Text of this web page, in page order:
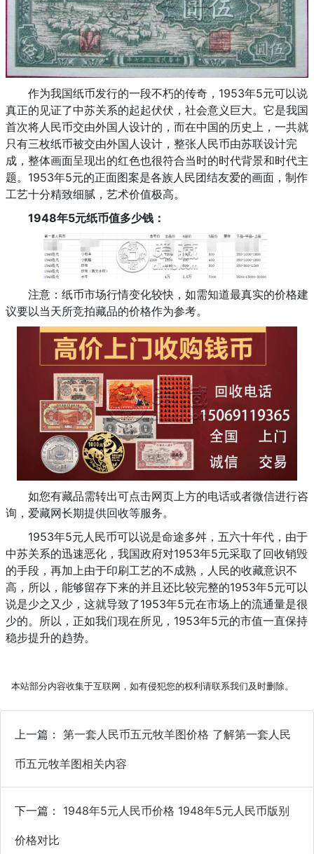
作为我国纸币发行的一段不朽的传奇，1953年5元可以说
真正的见证了中苏关系的起起伏伏，社会意义巨大。它是我国
首次将人民币交由外国人设计的，而在中国的历史上，一共就
只有三枚纸币被交由外国人设计，整张人民币由苏联设计完
成，整体画面呈现出的红色也很符合当时的时代背景和时代主
题。1953年5元的正面图案是各族人民团结友爱的画面，制作
工艺十分精致细腻，艺术价值极高。
1948年5元纸币值多少钱：
注意：纸币市场行情变化较快，如需知道最真实的价格建
议要以当天所竞拍藏品的价格作为参考。
如您有藏品需转出可点击网页上方的电话或者微信进行咨
询，爱藏网长期提供回收等服务。
1953年5元人民币可以说是命途多舛，五六十年代，由于
中苏关系的迅速恶化，我国政府对1953年5元采取了回收销毁
的手段，再加上由于印刷工艺的不成熟，人民的收藏意识不
高，所以，能够留存下来的并且还比较完整的1953年5元可以
说是少之又少，这就导致了1953年5元在市场上的流通量是很
少的。所以，正如我们现在所见，1953年5元的市值一直保持
稳步提升的趋势。
本站部分内容收集于互联网，如有侵犯您的权利请联系我们及时删除。
上一篇： 第一套人民币五元牧羊图价格 了解第一套人民
币五元牧羊图相关内容
下一篇： 1948年5元人民币价格 1948年5元人民币版别
价格对比